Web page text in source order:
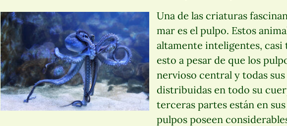
Una de las criaturas
mar es el pulpo. Estos
altamente inteligentes,
esto a pesar de que los
nervioso central y todas
distribuidas en todo su
terceras partes están en
pulpos poseen